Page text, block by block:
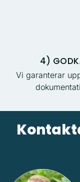
4)
Vi garanterar